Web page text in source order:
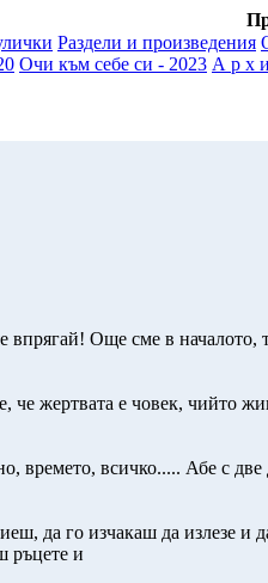
Раздели и произведения
Очи към себе си - 2023 А р х
впрягай! Още сме в
че жертвата е човек, чийто
времето, всичко..... Абе с
да го изчакаш да излезе и
ръцете и